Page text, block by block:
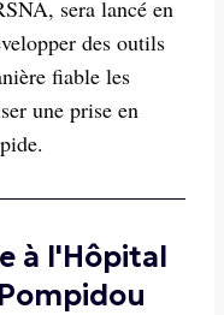
sera lancé en
des outils
fiable les
une prise en
à l'Hôpital